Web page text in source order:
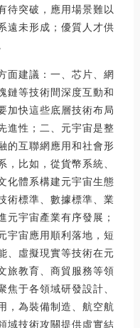
待突破，應用場景難以
遠未形成；優質人才供
面建議：一、芯片、網
鏈等技術間深度互動和
加快這些底層技術布局
進性；二、元宇宙是整
的互聯網應用和社會形
，比如，從貨幣系統、
化體系構建元宇宙生態
術標準、數據標準、業
元宇宙產業有序發展；
宇宙應用順利落地，短
、虛擬現實等技術在元
旅教育、商貿服務等領
焦于各領域研發設計、
，為裝備制造、航空航
域技術攻關提供虛實結